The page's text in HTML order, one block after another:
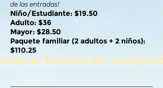
de las entradas!
Niño/Estudiante: $19.50
Adulto: $36
Mayor: $28.50
Paquete familiar (2 adultos + 2 niños):
$110.25
boletos de